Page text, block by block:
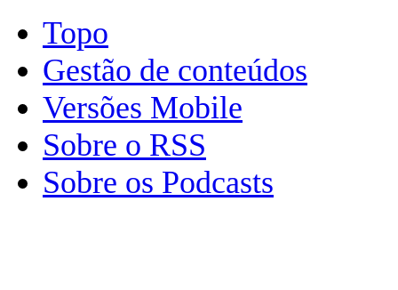
Topo
Gestão de conteúdos
Versões Mobile
Sobre o RSS
Sobre os Podcasts